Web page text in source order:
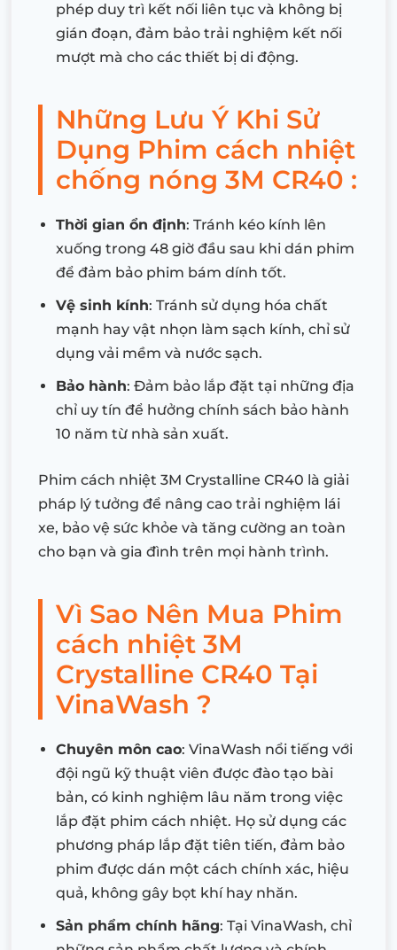
phép duy trì kết nối liên tục và không bị
gián đoạn, đảm bảo trải nghiệm kết nối
mượt mà cho các thiết bị di động.
Những Lưu Ý Khi Sử
Dụng Phim cách nhiệt
chống nóng 3M CR40 :
Thời gian ổn định: Tránh kéo kính lên
xuống trong 48 giờ đầu sau khi dán phim
để đảm bảo phim bám dính tốt.
Vệ sinh kính: Tránh sử dụng hóa chất
mạnh hay vật nhọn làm sạch kính, chỉ sử
dụng vải mềm và nước sạch.
Bảo hành: Đảm bảo lắp đặt tại những địa
chỉ uy tín để hưởng chính sách bảo hành
10 năm từ nhà sản xuất.
Phim cách nhiệt 3M Crystalline CR40 là giải
pháp lý tưởng để nâng cao trải nghiệm lái
xe, bảo vệ sức khỏe và tăng cường an toàn
cho bạn và gia đình trên mọi hành trình.
Vì Sao Nên Mua Phim
cách nhiệt 3M
Crystalline CR40 Tại
VinaWash ?
Chuyên môn cao: VinaWash nổi tiếng với
đội ngũ kỹ thuật viên được đào tạo bài
bản, có kinh nghiệm lâu năm trong việc
lắp đặt phim cách nhiệt. Họ sử dụng các
phương pháp lắp đặt tiên tiến, đảm bảo
phim được dán một cách chính xác, hiệu
quả, không gây bọt khí hay nhăn.
Sản phẩm chính hãng: Tại VinaWash, chỉ